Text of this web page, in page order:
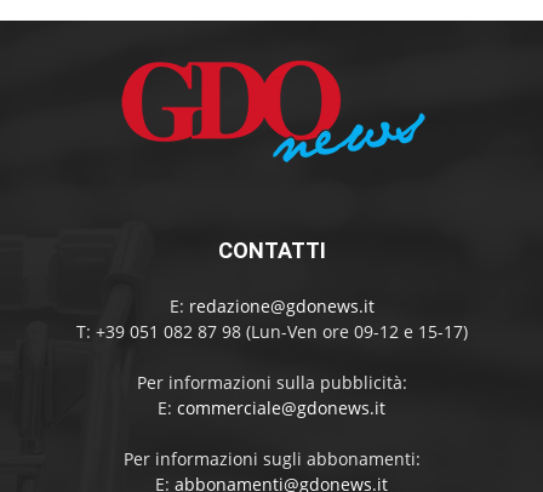
CONTATTI
E: redazione@gdonews.it
T: +39 051 082 87 98 (Lun-Ven ore 09-12 e 15-17)
Per informazioni sulla pubblicità:
E: commerciale@gdonews.it
Per informazioni sugli abbonamenti:
E: abbonamenti@gdonews.it